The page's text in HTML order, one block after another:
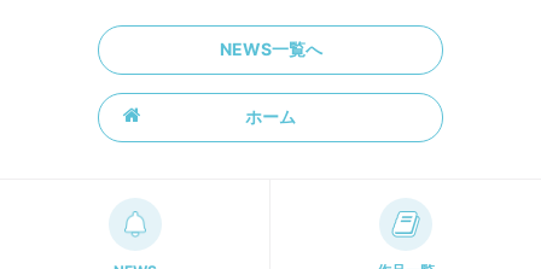
NEWS一覧へ
ホーム